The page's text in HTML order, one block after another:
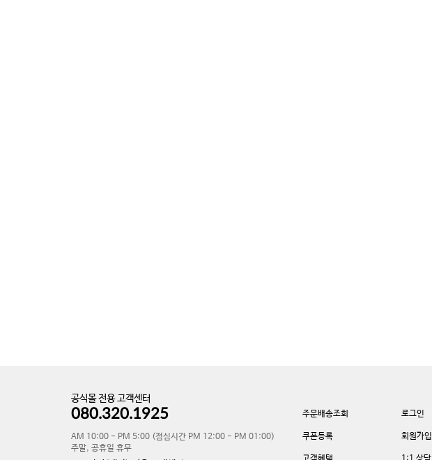
공식몰 전용 고객센터
080.320.1925
AM 10:00 - PM 5:00 (점심시간 PM 12:00 - PM 01:00)
주말, 공휴일 휴무
주문배송조회 로그인
쿠폰등록 회원가입